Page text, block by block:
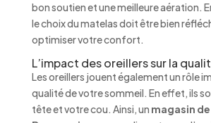
bon soutien et une meilleure aération.
le choix du matelas doit être bien
optimiser votre confort.
L’impact des oreillers sur la
Les oreillers jouent également un rôle
qualité de votre sommeil. En effet, ils
tête et votre cou. Ainsi, un magasin